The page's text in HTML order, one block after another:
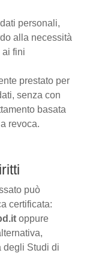
personali,
alla necessità
ai fini
prestato per
senza con
basata
revoca.
può
certificata:
oppure
degli Studi di